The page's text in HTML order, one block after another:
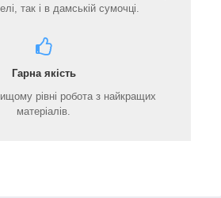
так і в дамській сумочці.
Гарна якість
рівні робота з найкращих
матеріалів.